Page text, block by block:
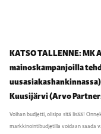
KATSO TALLENNE:
mainoskampanjoilla
uusasiakashankinnassa)
Kuusijärvi (Arvo
Voihan budjetti, olisipa sitä lisää!
markkinointibudjetilla voidaan saada